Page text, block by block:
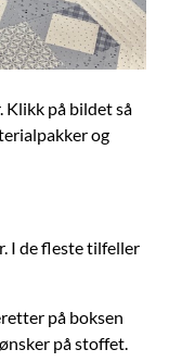
Klikk på bildet så
og
I de fleste tilfeller
på boksen
på stoffet.